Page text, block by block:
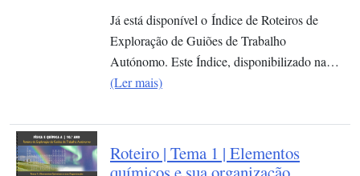
Já está disponível o Índice de Roteiros de
Exploração de Guiões de Trabalho
Autónomo. Este Índice, disponibilizado na…
(Ler mais)
Roteiro | Tema 1 | Elementos